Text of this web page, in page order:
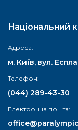
Національний
Адреса:
м. Київ, вул.
Телефон:
(044) 289-43-30
Електронна пошта: